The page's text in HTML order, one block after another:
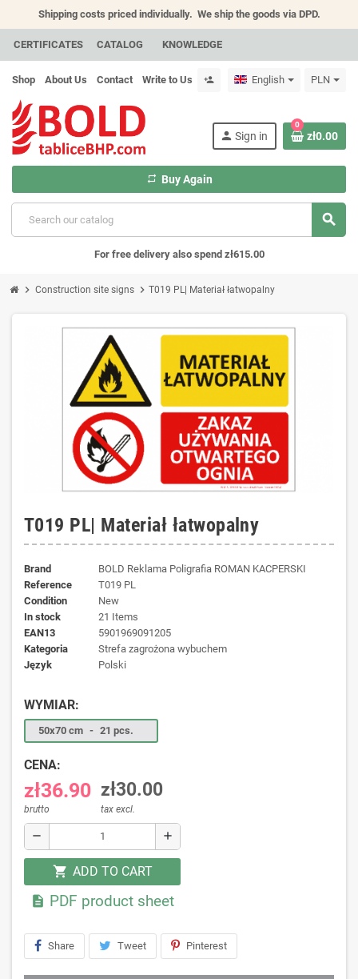
Shipping costs priced individually. We ship the goods via DPD.
CERTIFICATES CATALOG KNOWLEDGE
Shop About Us Contact Write to Us person_add English PLN
search
person Sign in
repeat Buy Again
0
zł0.00
For free delivery also spend zł615.00
chevron_right Construction site signs chevron_right T019 PL| Materiał łatwopalny
T019 PL| Materiał łatwopalny
Brand
BOLD Reklama Poligrafia ROMAN KACPERSKI
Reference
T019 PL
Condition
New
In stock
21 Items
EAN13
5901969091205
kategoria
Strefa zagrożona wybuchem
język
Polski
WYMIAR:
50x70 cm - 21 pcs.
CENA:
zł36.90
brutto
zł30.00
tax excl.
remove add
shopping_cart ADD TO CART
 PDF product sheet
Share Tweet Pinterest